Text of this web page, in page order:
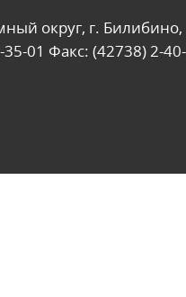
округ, г. Билибино,
01 Факс: (42738) 2-